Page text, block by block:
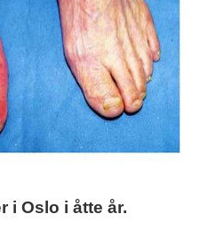
i Oslo i åtte år.